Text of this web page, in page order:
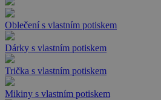
Oblečení s vlastním potiskem
Dárky s vlastním potiskem
Trička s vlastním potiskem
Mikiny s vlastním potiskem